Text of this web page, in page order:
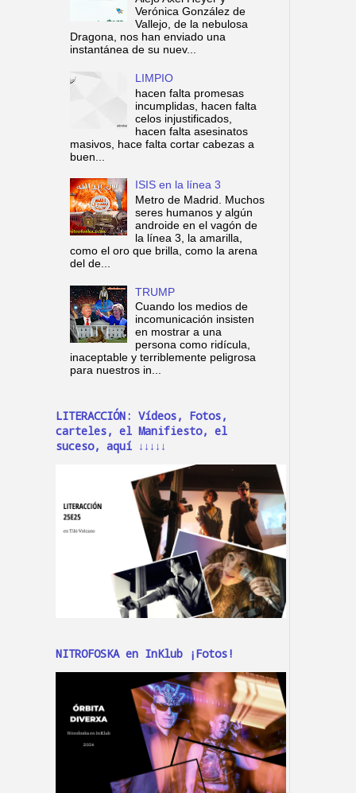
Verónica González de
Vallejo, de la nebulosa
Dragona, nos han enviado una
instantánea de su nuev...
LIMPIO
hacen falta promesas
incumplidas, hacen falta
celos injustificados,
hacen falta asesinatos
masivos, hace falta cortar cabezas a
buen...
ISIS en la línea 3
Metro de Madrid. Muchos
seres humanos y algún
androide en el vagón de
la línea 3, la amarilla,
como el oro que brilla, como la arena
del de...
TRUMP
Cuando los medios de
incomunicación insisten
en mostrar a una
persona como ridícula,
inaceptable y terriblemente peligrosa
para nuestros in...
LITERACCIÓN: Vídeos, Fotos,
carteles, el Manifiesto, el
suceso, aquí ↓↓↓↓↓
NITROFOSKA en InKlub ¡Fotos!